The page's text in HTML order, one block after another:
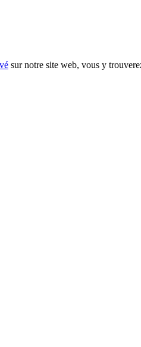
sur notre site web, vous y